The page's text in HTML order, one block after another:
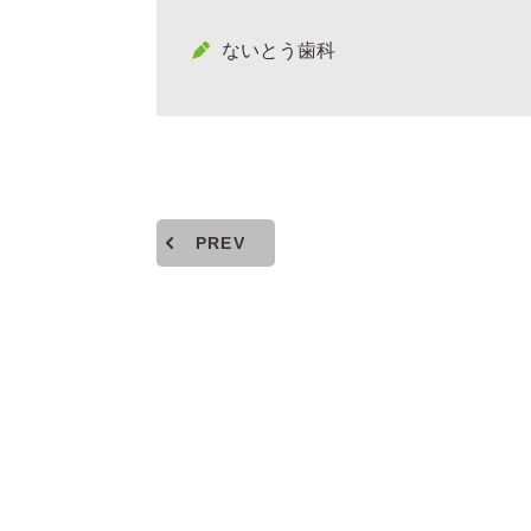
ないとう歯科
PREV